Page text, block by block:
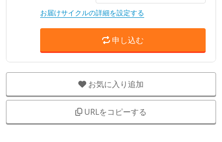
お届けサイクルの詳細を設定する
申し込む
お気に入り追加
URLをコピーする